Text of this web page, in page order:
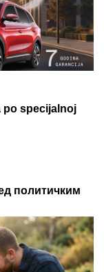
po specijalnoj
политичким